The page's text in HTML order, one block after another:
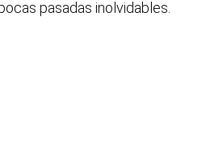
pasadas inolvidables.